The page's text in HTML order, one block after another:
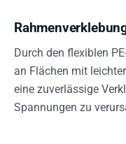
Durch den flexiblen
an Flächen mit
eine zuverlässige
Spannungen zu